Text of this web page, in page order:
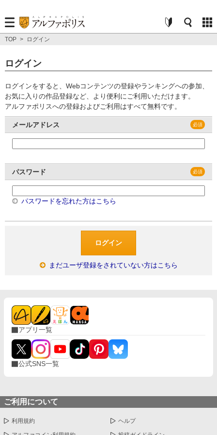
TOP > ログイン
ログイン
ログインをすると、Webコンテンツの登録やランキングへの参加、
お気に入りの作品登録など、より便利にご利用いただけます。
アルファポリスへの登録およびご利用はすべて無料です。
メールアドレス
パスワード
パスワードを忘れた方はこちら
まだユーザ登録をされていない方はこちら
アプリ一覧
公式SNS一覧
ご利用について
利用規約 ヘルプ